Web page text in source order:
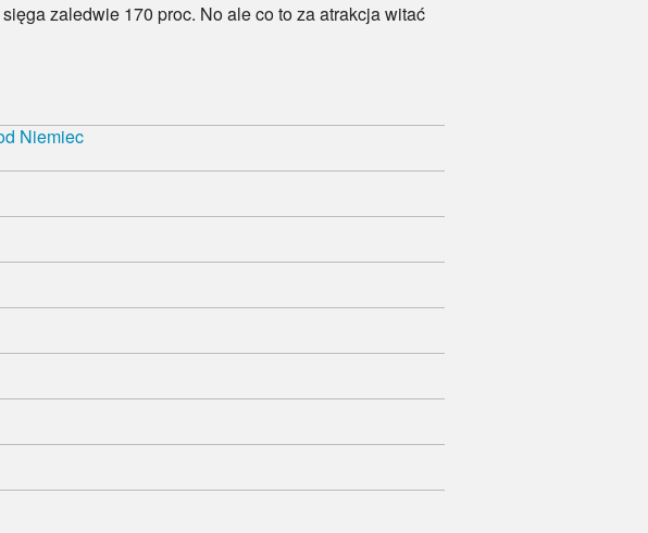
zaledwie 170 proc. No ale co to za atrakcja witać
Niemiec